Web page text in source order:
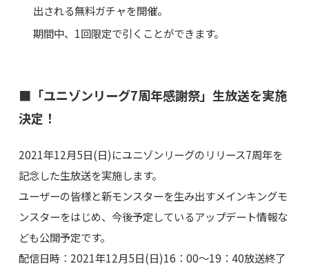
出される無料ガチャを開催。
期間中、1回限定で引くことができます。
■「ユニゾンリーグ7周年感謝祭」生放送を実施
決定！
2021年12月5日(日)にユニゾンリーグのリリース7周年を
記念した生放送を実施します。
ユーザーの皆様と新モンスターを生み出すメインキングモ
ンスターをはじめ、今後予定しているアップデート情報な
ども公開予定です。
配信日時：2021年12月5日(日)16：00～19：40放送終了